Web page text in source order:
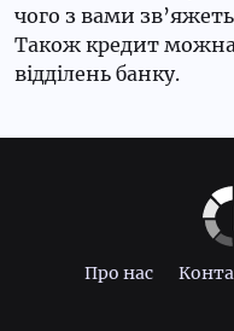
чого з вами
Також кредит
відділень банку.
Про нас